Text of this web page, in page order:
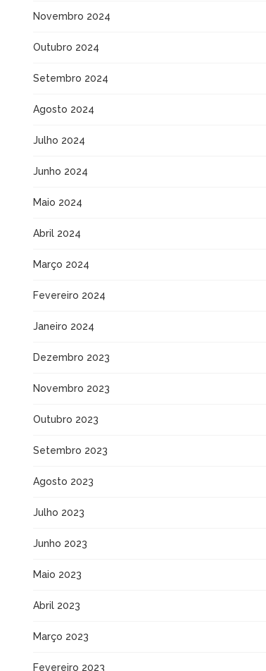
Novembro 2024
Outubro 2024
Setembro 2024
Agosto 2024
Julho 2024
Junho 2024
Maio 2024
Abril 2024
Março 2024
Fevereiro 2024
Janeiro 2024
Dezembro 2023
Novembro 2023
Outubro 2023
Setembro 2023
Agosto 2023
Julho 2023
Junho 2023
Maio 2023
Abril 2023
Março 2023
Fevereiro 2023